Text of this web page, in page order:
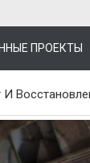
ПРОЕКТЫ
И